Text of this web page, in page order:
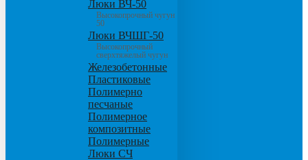
Люки ВЧ-50
Высокопрочный чугун
50
Люки ВЧШГ-50
Высокопрочный
сверхтяжелый чугун
Железобетонные
Пластиковые
Полимерно
песчаные
Полимерное
композитные
Полимерные
Люки СЧ